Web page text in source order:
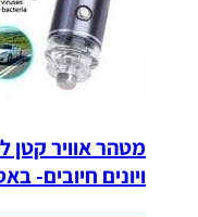
מטהר אוויר קטן
ויונים חיובים-